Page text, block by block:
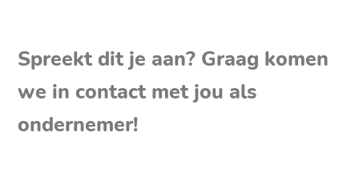
Spreekt dit je aan? Graag komen
we in contact met jou als
ondernemer!